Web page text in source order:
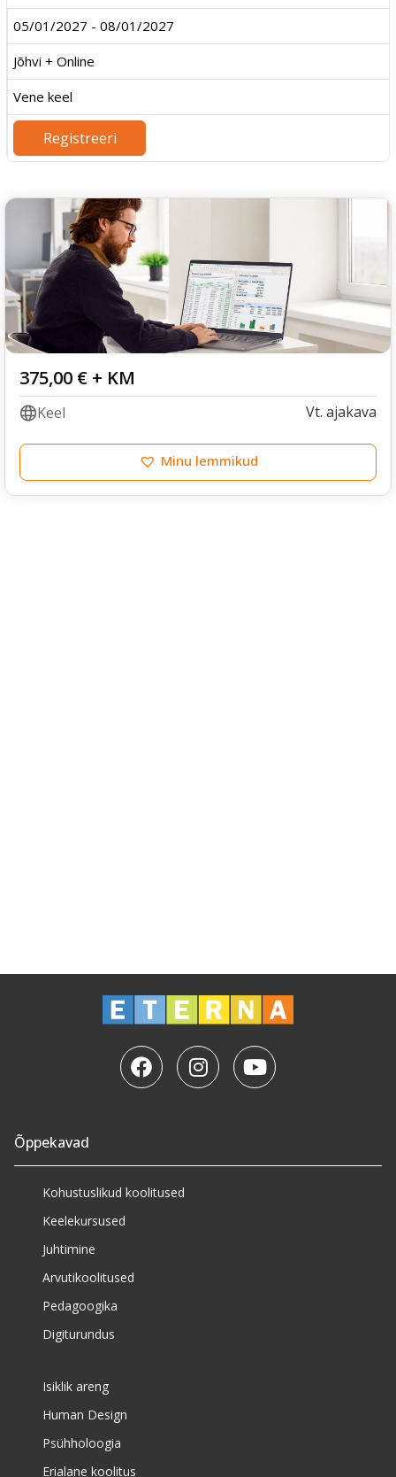
05/01/2027 - 08/01/2027
Jõhvi + Online
Vene keel
Registreeri
375,00 € + KM
Keel Vt. ajakava
Minu lemmikud
Õppekavad
Kohustuslikud koolitused
Keelekursused
Juhtimine
Arvutikoolitused
Pedagoogika
Digiturundus
Isiklik areng
Human Design
Psühholoogia
Erialane koolitus